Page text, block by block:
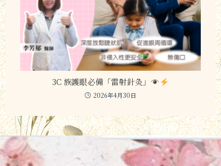
3C 族護眼必備「雷射針灸」
2026年4月30日